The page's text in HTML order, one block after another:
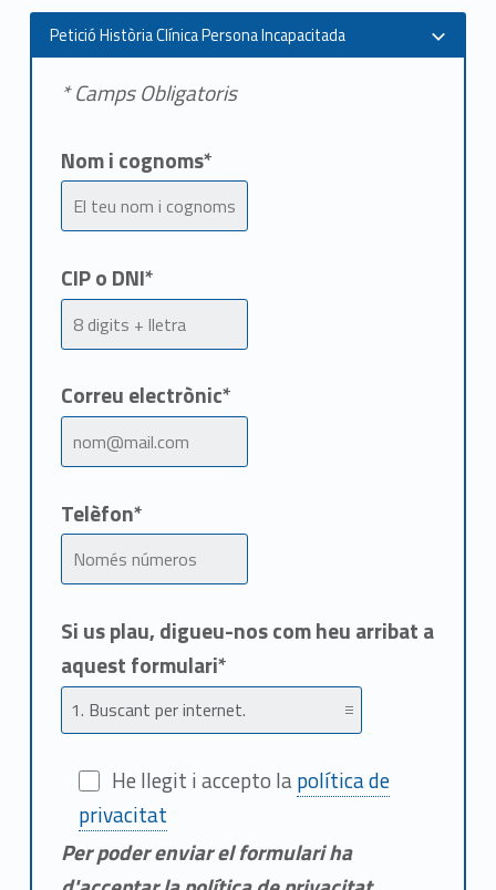
Petició Història Clínica Persona Incapacitada
* Camps Obligatoris
Nom i cognoms*
CIP o DNI*
Correu electrònic*
Telèfon*
Si us plau, digueu-nos com heu arribat a
aquest formulari*
He llegit i accepto lapolítica de
privacitat
Per poder enviar el formulari ha